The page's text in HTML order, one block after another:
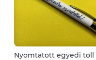
Nyomtatott egyedi toll